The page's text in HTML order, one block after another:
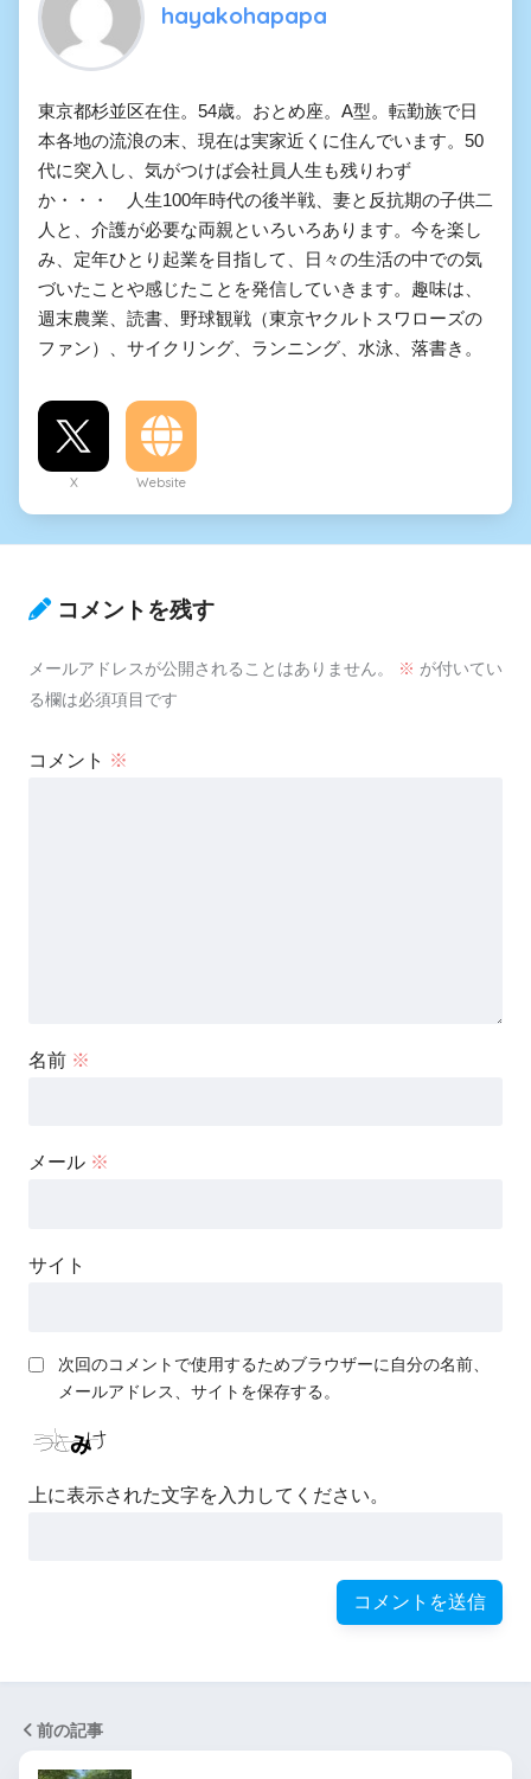
hayakohapapa
東京都杉並区在住。54歳。おとめ座。A型。転勤族で日
本各地の流浪の末、現在は実家近くに住んでいます。50
代に突入し、気がつけば会社員人生も残りわず
か・・・ 人生100年時代の後半戦、妻と反抗期の子供二
人と、介護が必要な両親といろいろあります。今を楽し
み、定年ひとり起業を目指して、日々の生活の中での気
づいたことや感じたことを発信していきます。趣味は、
週末農業、読書、野球観戦（東京ヤクルトスワローズの
ファン）、サイクリング、ランニング、水泳、落書き。
X Website
コメントを残す
メールアドレスが公開されることはありません。 ※ が付いてい
る欄は必須項目です
コメント ※
名前 ※
メール ※
サイト
次回のコメントで使用するためブラウザーに自分の名前、
メールアドレス、サイトを保存する。
上に表示された文字を入力してください。
前の記事